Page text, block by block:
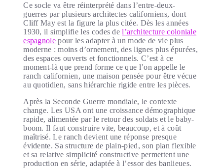
Ce socle va être réinterprété dans l’entre-deux-
guerres par plusieurs architectes californiens, dont
Cliff May est la figure la plus citée. Dès les années
1930, il simplifie les codes del’architecture coloniale
espagnole pour les adapter à un mode de vie plus
moderne : moins d’ornement, des lignes plus épurées,
des espaces ouverts et fonctionnels. C’est à ce
moment-là que prend forme ce que l’on appelle le
ranch californien, une maison pensée pour être vécue
au quotidien, sans hiérarchie rigide entre les pièces.
Après la Seconde Guerre mondiale, le contexte
change. Les USA ont une croissance démographique
rapide, alimentée par le retour des soldats et le baby-
boom. Il faut construire vite, beaucoup, et à coût
maîtrisé. Le ranch devient une réponse presque
évidente. Sa structure de plain-pied, son plan flexible
et sa relative simplicité constructive permettent une
production en série, adaptée à l’essor des banlieues.